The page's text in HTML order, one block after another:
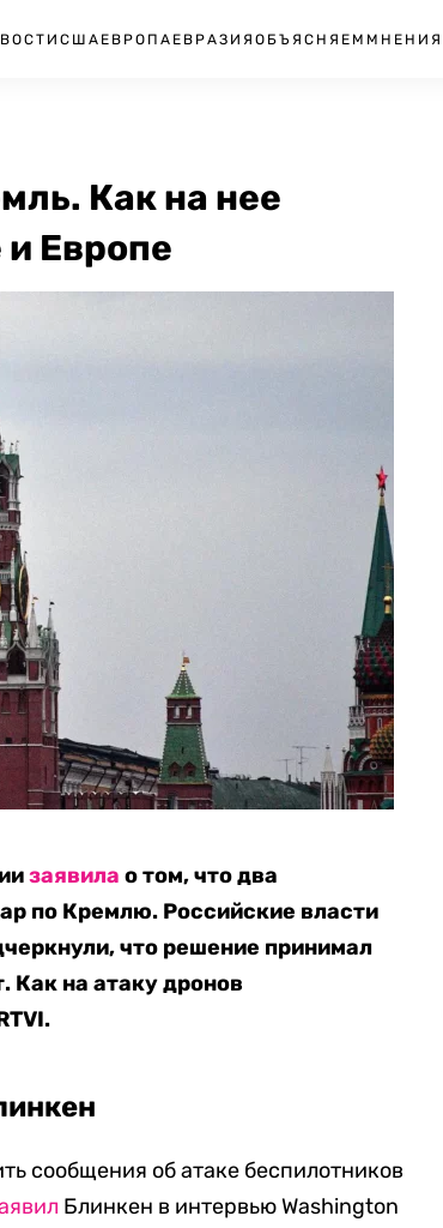
США ЕВРОПА ЕВРАЗИЯ ОБЪЯСНЯЕМ МНЕНИЯ
Как на нее
Европе
заявила о том, что два
по Кремлю. Российские власти
что решение принимал
. Как на атаку дронов
сообщения об атаке беспилотников
Блинкен в интервью Washington